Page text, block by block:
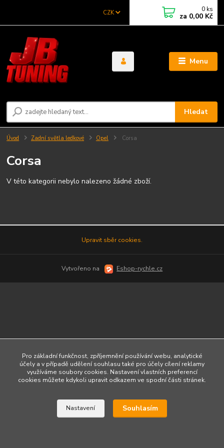
Menu
CZK
Hledat
0 ks
za 0,00 Kč
Úvod Zadní světla ledkové Opel Corsa
Corsa
V této kategorii nebylo nalezeno žádné zboží.
Upravit sběr cookies.
Vytvořeno na Eshop-rychle.cz
Pro základní funkčnost, zpříjemnění používání webu, analytické
účely a v případě udělení souhlasu také pro účely cílení reklamy
využíváme soubory cookies. Nastavení vlastních preferencí
cookies můžete kdykoli upravit odkazem ve spodní části stránek.
Nastavení Souhlasím